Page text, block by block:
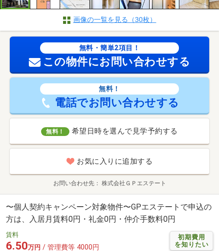
画像の一覧を見る（30枚）
無料・簡単2項目！
この物件にお問い合わせする
無料！
電話でお問い合わせする
無料！ 希望日時を選んで見学予約する
お気に入りに追加する
お問い合わせ先 株式会社ＧＰエステート
〜個人契約キャンペーン対象物件〜GPエステートで申込の
方は、入居月賃料0円・礼金0円・仲介手数料0円
初期費用
を知りたい
賃料
6.50万円 / 管理費等 4000円